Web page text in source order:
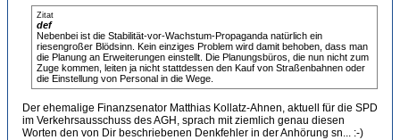
Zitat
def
Nebenbei ist die Stabilität-vor-Wachstum-Propaganda natürlich ein
riesengroßer Blödsinn. Kein einziges Problem wird damit behoben, dass man
die Planung an Erweiterungen einstellt. Die Planungsbüros, die nun nicht zum
Zuge kommen, leiten ja nicht stattdessen den Kauf von Straßenbahnen oder
die Einstellung von Personal in die Wege.
Der ehemalige Finanzsenator Matthias Kollatz-Ahnen, aktuell für die SPD
im Verkehrsausschuss des AGH, sprach mit ziemlich genau diesen
Worten den von Dir beschriebenen Denkfehler in der Anhörung sn... :-)